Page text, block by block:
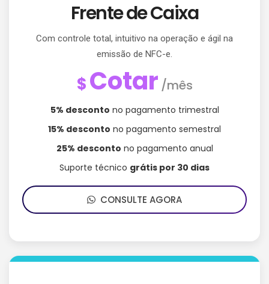
Frente de Caixa
Com controle total, intuitivo na operação e ágil na
emissão de NFC-e.
$Cotar /mês
5% desconto no pagamento trimestral
15% desconto no pagamento semestral
25% desconto no pagamento anual
Suporte técnico grátis por 30 dias
CONSULTE AGORA